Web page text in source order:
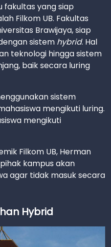
fakultas yang siap
Filkom UB. Fakultas
Brawijaya, siap
sistem hybrid. Hal
teknologi hingga sistem
baik secara luring
sistem
mengikuti luring.
mengikuti
Filkom UB, Herman
kampus akan
agar tidak masuk secara
Hybrid